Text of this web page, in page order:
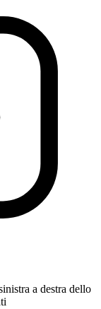
a destra dello